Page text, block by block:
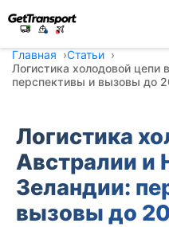
Главная
Статьи
Логистика холодовой цепи
перспективы и вызовы до
Логистика
Австралии и
Зеландии:
вызовы до